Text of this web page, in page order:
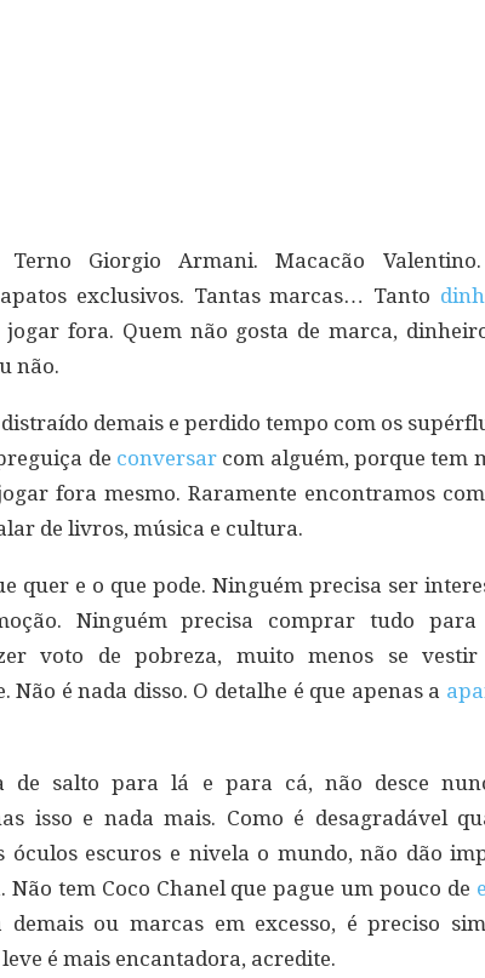
Giorgio Armani. Macacão
exclusivos. Tantas marcas… Tanto
fora. Quem não gosta de marca,
não.
demais e perdido tempo com os
de conversar com alguém, porque tem
fora mesmo. Raramente encontramos
de livros, música e cultura.
quer e o que pode. Ninguém precisa ser
Ninguém precisa comprar tudo para
voto de pobreza, muito menos se
é nada disso. O detalhe é que apenas a
de salto para lá e para cá, não desce
isso e nada mais. Como é desagradável
óculos escuros e nivela o mundo, não dão
Não tem Coco Chanel que pague um pouco de
demais ou marcas em excesso, é preciso
é mais encantadora, acredite.